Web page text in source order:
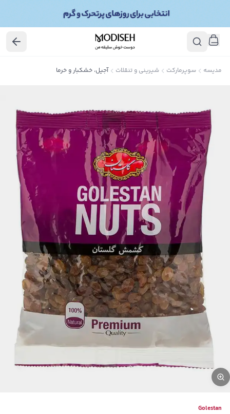
مدیسه سوپرمارکت شیرینی و تنقلات آجیل، خشکبار و خرما
Golestan